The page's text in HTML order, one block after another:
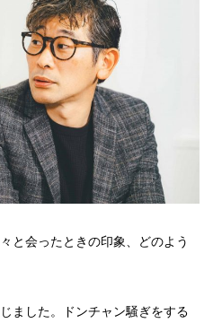
と会ったときの印象、どのよう
ました。ドンチャン騒ぎをする